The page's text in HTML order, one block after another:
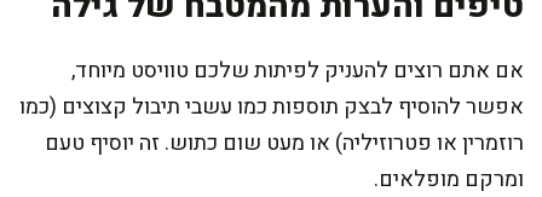
אם אתם רוצים להעניק לפיתות שלכם טוויסט מיוחד,
אפשר להוסיף לבצק תוספות כמו עשבי תיבול קצוצים (כמו
רוזמרין או פטרוזיליה) או מעט שום כתוש. זה יוסיף טעם
ומרקם מופלאים.